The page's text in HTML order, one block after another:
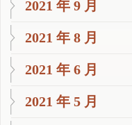
2021 年 9 月
2021 年 8 月
2021 年 6 月
2021 年 5 月